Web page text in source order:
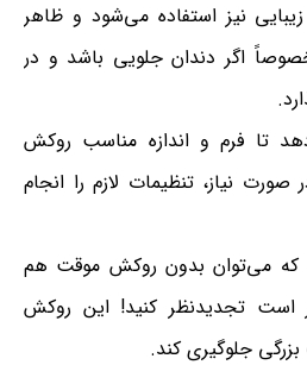
نیز استفاده می‌شود و ظاهر
اگر دندان جلویی باشد و در
تا فرم و اندازه مناسب روکش
نیاز، تنظیمات لازم را انجام
که می‌توان بدون روکش موقت هم
است تجدیدنظر کنید! این روکش
جلوگیری کند.